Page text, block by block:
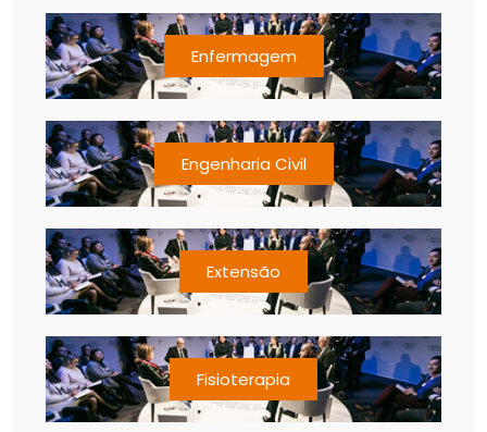
Enfermagem
Engenharia Civil
Extensão
Fisioterapia